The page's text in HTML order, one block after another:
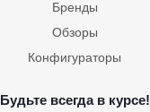
Бренды
Обзоры
Конфигураторы
Будьте всегда в курсе!